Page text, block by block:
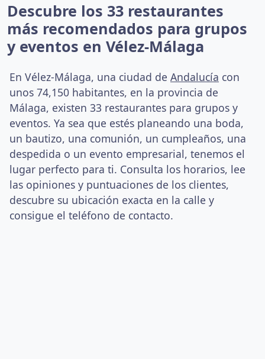
Descubre los 33 restaurantes
más recomendados para grupos
y eventos en Vélez-Málaga
En Vélez-Málaga, una ciudad de Andalucía con
unos 74,150 habitantes, en la provincia de
Málaga, existen 33 restaurantes para grupos y
eventos. Ya sea que estés planeando una boda,
un bautizo, una comunión, un cumpleaños, una
despedida o un evento empresarial, tenemos el
lugar perfecto para ti. Consulta los horarios, lee
las opiniones y puntuaciones de los clientes,
descubre su ubicación exacta en la calle y
consigue el teléfono de contacto.